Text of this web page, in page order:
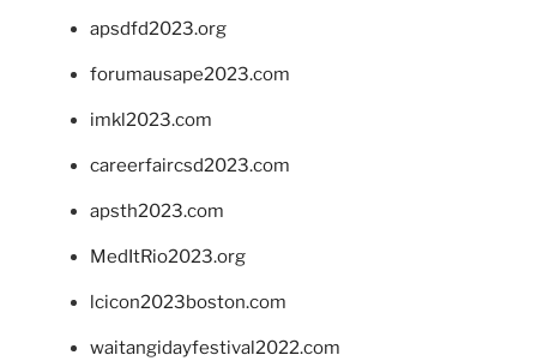
apsdfd2023.org
forumausape2023.com
imkl2023.com
careerfaircsd2023.com
apsth2023.com
MedItRio2023.org
lcicon2023boston.com
waitangidayfestival2022.com